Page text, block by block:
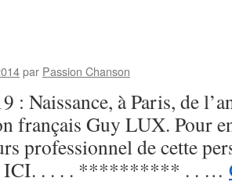
par Passion Chanson
: Naissance, à Paris, de
français Guy LUX. Pour
professionnel de cette
ICI. . . . . ********** . . …